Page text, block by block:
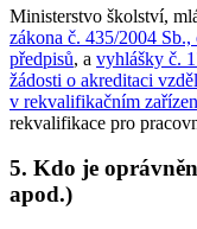
Ministerstvo školství,
zákona č. 435/2004 Sb.,
předpisů, a vyhlášky č.
žádosti o akreditaci
v rekvalifikačním
rekvalifikace pro
5. Kdo je
apod.)